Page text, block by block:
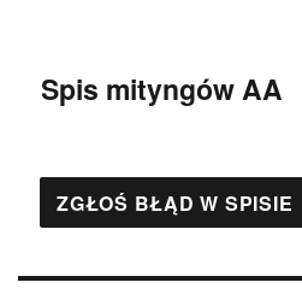
Spis mityngów AA
ZGŁOŚ BŁĄD W SPISIE